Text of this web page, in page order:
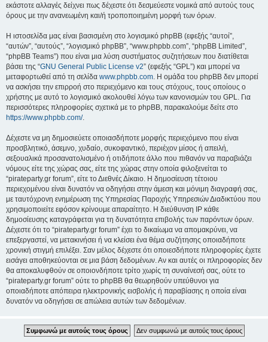
εκάστοτε αλλαγές δείχνει πως δέχεστε ότι δεσμεύεστε νομικά από αυτούς τους
όρους με την ανανεωμένη και/ή τροποποιημένη μορφή των όρων.
Η ιστοσελίδα μας είναι βασισμένη στο λογισμικό phpBB (εφεξής “αυτοί”,
“αυτών”, “αυτούς”, “λογισμικό phpBB”, “www.phpbb.com”, “phpBB Limited”,
“phpBB Teams”) που είναι μια λύση συστήματος συζητήσεων που διατίθεται
βάσει της “GNU General Public License v2” (εφεξής “GPL”) και μπορεί να
μεταφορτωθεί από τη σελίδα www.phpbb.com. Η ομάδα του phpBB δεν μπορεί
να ασκήσει την επιρροή στο περιεχόμενο και τους στόχους, τους οποίους ο
χρήστης με αυτό το λογισμικό ακολουθεί λόγω των κανονισμών του GPL. Για
περισσότερες πληροφορίες σχετικά με το phpBB, παρακαλούμε δείτε στο
https://www.phpbb.com/.
Δέχεστε να μη δημοσιεύετε οποιασδήποτε μορφής περιεχόμενο που είναι
προσβλητικό, άσεμνο, χυδαίο, συκοφαντικό, περιέχον μίσος ή απειλή,
σεξουαλικά προσανατολισμένο ή οτιδήποτε άλλο που πιθανόν να παραβιάζει
νόμους είτε της χώρας σας, είτε της χώρας στην οποία φιλοξενείται το
“pirateparty.gr forum”, είτε το Διεθνές Δίκαιο. Η δημοσίευση τέτοιου
περιεχομένου είναι δυνατόν να οδηγήσει στην άμεση και μόνιμη διαγραφή σας,
με ταυτόχρονη ενημέρωση της Υπηρεσίας Παροχής Υπηρεσιών Διαδικτύου που
χρησιμοποιείτε εφόσον κρίνουμε απαραίτητο. Η διεύθυνση IP κάθε
δημοσίευσης καταγράφεται για τη δυνατότητα επιβολής των παρόντων όρων.
Δέχεστε ότι το “pirateparty.gr forum” έχει το δικαίωμα να απομακρύνει, να
επεξεργαστεί, να μετακινήσει ή να κλείσει ένα θέμα συζήτησης οποιαδήποτε
χρονική στιγμή επιλέξει. Σαν μέλος δέχεστε ότι οποιεσδήποτε πληροφορίες έχετε
εισάγει αποθηκεύονται σε μια βάση δεδομένων. Αν και αυτές οι πληροφορίες δεν
θα αποκαλυφθούν σε οποιονδήποτε τρίτο χωρίς τη συναίνεσή σας, ούτε το
“pirateparty.gr forum” ούτε το phpBB θα θεωρηθούν υπεύθυνοι για
οποιαδήποτε απόπειρα ηλεκτρονικής εισβολής ή παραβίασης η οποία είναι
δυνατόν να οδηγήσει σε απώλεια αυτών των δεδομένων.